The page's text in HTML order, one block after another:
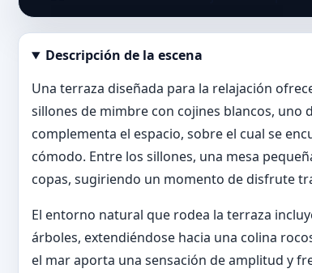
Abrir imagen en tamaño completo
Descripción de la escena
Una terraza diseñada para la relajación
sillones de mimbre con cojines blancos, uno
complementa el espacio, sobre el cual se
cómodo. Entre los sillones, una mesa
copas, sugiriendo un momento de disfrute
El entorno natural que rodea la terraza
árboles, extendiéndose hacia una colina
el mar aporta una sensación de amplitud y